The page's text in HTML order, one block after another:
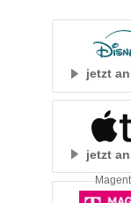
jetzt
jetzt